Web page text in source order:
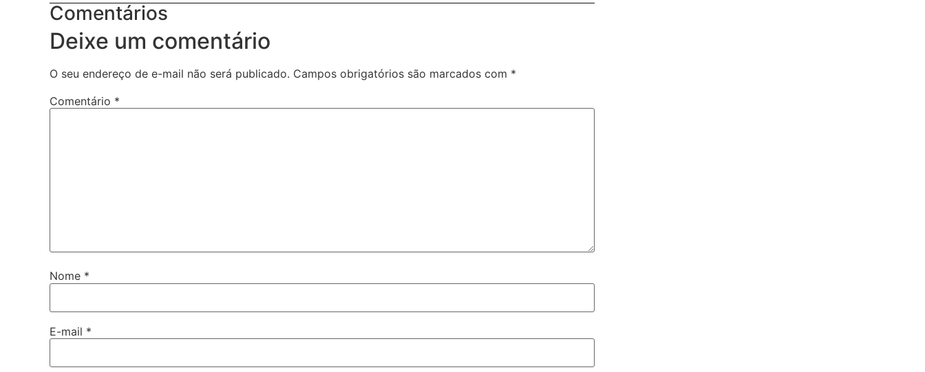
Comentários
Deixe um comentário
O seu endereço de e-mail não será publicado. Campos obrigatórios são marcados com *
Comentário *
Nome *
E-mail *